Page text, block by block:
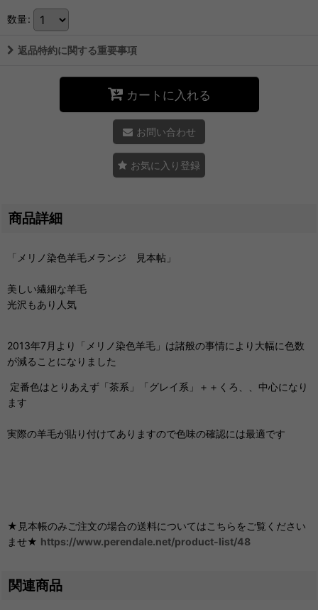
数量:
返品特約に関する重要事項
カートに入れる
お問い合わせ
お気に入り登録
商品詳細
「メリノ染色羊毛メランジ 見本帖」
美しい繊細な羊毛
光沢もあり人気
2013年7月より「メリノ染色羊毛」は諸般の事情により大幅に色数
が減ることになりました
定番色はとりあえず「茶系」「グレイ系」＋＋くろ、、中心になり
ます
実際の羊毛が貼り付けてありますので色味の確認には最適です
★見本帳のみご注文の場合の送料についてはこちらをご覧ください
ませ★ https://www.perendale.net/product-list/48
関連商品